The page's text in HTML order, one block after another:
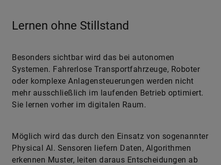
Lernen ohne Stillstand
Besonders sichtbar wird das bei autonomen
Systemen. Fahrerlose Transportfahrzeuge, Roboter
oder komplexe Anlagensteuerungen werden nicht
mehr ausschließlich im laufenden Betrieb optimiert.
Sie lernen vorher im digitalen Raum.
Möglich wird das durch den Einsatz von sogenannter
Physical AI. Sensoren liefern Daten, Algorithmen
erkennen Muster, leiten daraus Entscheidungen ab